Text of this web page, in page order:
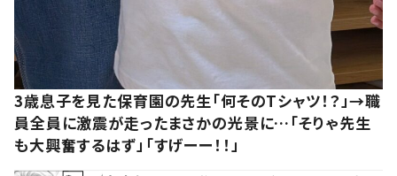
3歳息子を見た保育園の先生「何そのTシャツ！？」→職
員全員に激震が走ったまさかの光景に…「そりゃ先生
も大興奮するはず」「すげーー！！」